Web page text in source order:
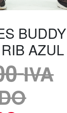
RIB AZUL
IVA